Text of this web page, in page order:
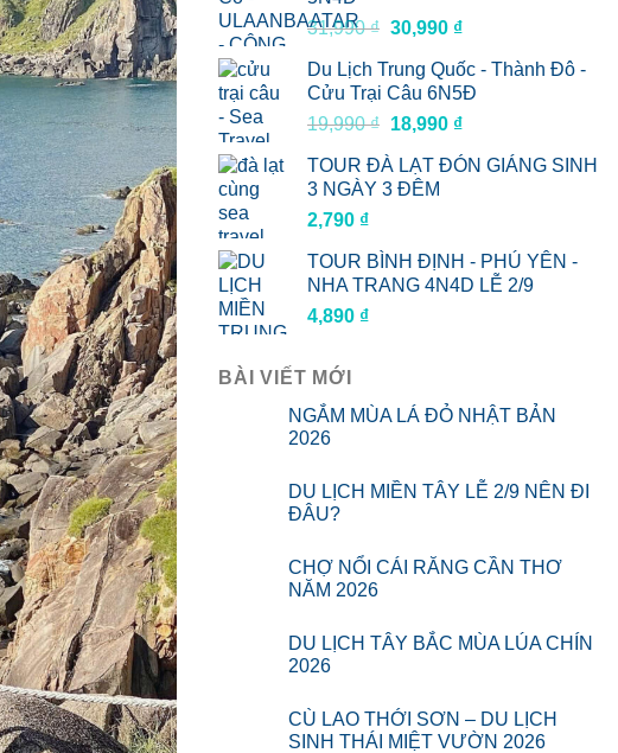
31,990₫ Giá
là:
31,990 ₫.
30,990 ₫Giá
tại
là:
30,990 ₫.
Du Lịch Trung Quốc - Thành Đô -
Cửu Trại Câu 6N5Đ
19,990₫ Giá
là:
19,990 ₫.
18,990 ₫Giá
tại
TOUR ĐÀ LẠT ĐÓN GIÁNG SINH
3 NGÀY 3 ĐÊM
2,790 ₫
TOUR BÌNH ĐỊNH - PHÚ YÊN -
NHA TRANG 4N4D LỄ 2/9
4,890 ₫
BÀI VIẾT MỚI
NGẮM MÙA LÁ ĐỎ NHẬT BẢN
2026
DU LỊCH MIỀN TÂY LỄ 2/9 NÊN ĐI
ĐÂU?
CHỢ NỔI CÁI RĂNG CẦN THƠ
NĂM 2026
DU LỊCH TÂY BẮC MÙA LÚA CHÍN
2026
CÙ LAO THỚI SƠN – DU LỊCH
SINH THÁI MIỆT VƯỜN 2026